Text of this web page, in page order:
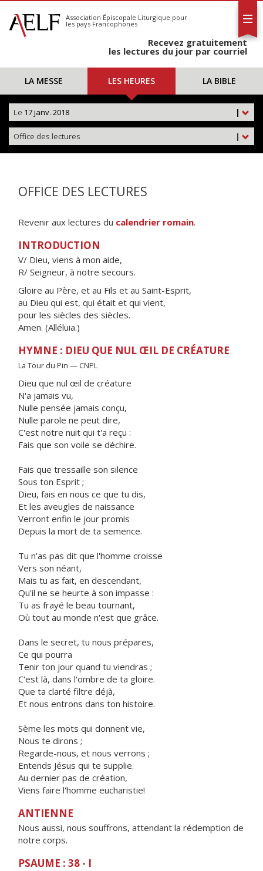
S'abonner
Calendrier
Association Épiscopale Liturgique pour
les pays Francophones
Recevez gratuitement
les lectures du jour par courriel
LA MESSE LES HEURES LA BIBLE
|
Le 17 janv. 2018
|
Office des lectures
OFFICE DES LECTURES
Revenir aux lectures du calendrier romain.
INTRODUCTION
V/ Dieu, viens à mon aide,
R/ Seigneur, à notre secours.
Gloire au Père, et au Fils et au Saint-Esprit,
au Dieu qui est, qui était et qui vient,
pour les siècles des siècles.
Amen. (Alléluia.)
HYMNE : DIEU QUE NUL ŒIL DE CRÉATURE
La Tour du Pin — CNPL
Dieu que nul œil de créature
N'a jamais vu,
Nulle pensée jamais conçu,
Nulle parole ne peut dire,
C'est notre nuit qui t'a reçu :
Fais que son voile se déchire.
Fais que tressaille son silence
Sous ton Esprit ;
Dieu, fais en nous ce que tu dis,
Et les aveugles de naissance
Verront enfin le jour promis
Depuis la mort de ta semence.
Tu n'as pas dit que l'homme croisse
Vers son néant,
Mais tu as fait, en descendant,
Qu'il ne se heurte à son impasse :
Tu as frayé le beau tournant,
Où tout au monde n'est que grâce.
Dans le secret, tu nous prépares,
Ce qui pourra
Tenir ton jour quand tu viendras ;
C'est là, dans l'ombre de ta gloire.
Que ta clarté filtre déjà,
Et nous entrons dans ton histoire.
Sème les mots qui donnent vie,
Nous te dirons ;
Regarde-nous, et nous verrons ;
Entends Jésus qui te supplie.
Au dernier pas de création,
Viens faire l'homme eucharistie!
ANTIENNE
Nous aussi, nous souffrons, attendant la rédemption de
notre corps.
PSAUME : 38 - I